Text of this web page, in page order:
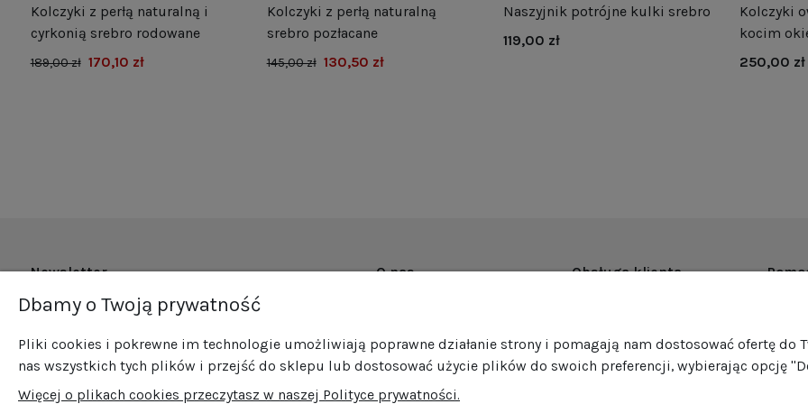
Kolczyki z perłą naturalną i
cyrkonią srebro rodowane
189,00 zł 170,10 zł
Kolczyki z perłą naturalną
srebro pozłacane
145,00 zł 130,50 zł
Naszyjnik potrójne kulki srebro
119,00 zł
Kolczyki
kocim
250,00 zł
Newsletter
Zapisz się do naszego newslettera i bądź na
promocjami!
O nas
Promocje
Sprzedaż hurtowa
Blog
Obsługa klienta
Formy płatności
Jak pakujemy nasze produkty?
GPSR
Dbamy o Twoją prywatność
Pliki cookies i pokrewne im technologie umożliwiają poprawne działanie strony i pomagają nam dostosować ofertę do
nas wszystkich tych plików i przejść do sklepu lub dostosować użycie plików do swoich preferencji, wybierając opcję
Więcej o plikach cookies przeczytasz w naszej Polityce prywatności.